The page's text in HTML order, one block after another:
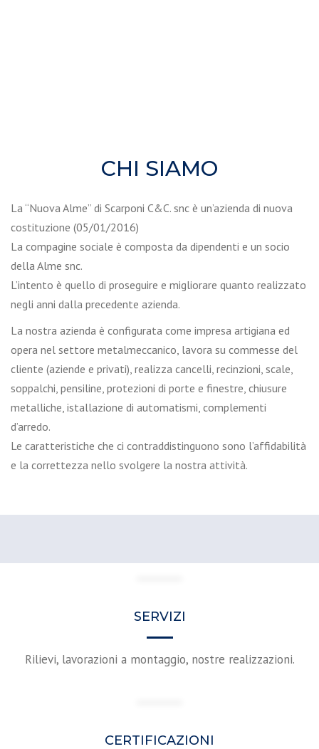
CHI SIAMO
La “Nuova Alme” di Scarponi C&C. snc è un’azienda di nuova
costituzione (05/01/2016)
La compagine sociale è composta da dipendenti e un socio
della Alme snc.
L’intento è quello di proseguire e migliorare quanto realizzato
negli anni dalla precedente azienda.
La nostra azienda è configurata come impresa artigiana ed
opera nel settore metalmeccanico, lavora su commesse del
cliente (aziende e privati), realizza cancelli, recinzioni, scale,
soppalchi, pensiline, protezioni di porte e finestre, chiusure
metalliche, istallazione di automatismi, complementi
d’arredo.
Le caratteristiche che ci contraddistinguono sono l’affidabilità
e la correttezza nello svolgere la nostra attività.
SERVIZI
Rilievi, lavorazioni a montaggio, nostre realizzazioni.
CERTIFICAZIONI